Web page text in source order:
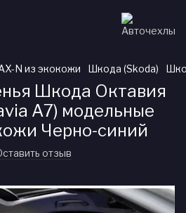
N из экокожи Шкода (Skoda)
Шкода Октавия
A7) модельные
Черно-синий
отзыв